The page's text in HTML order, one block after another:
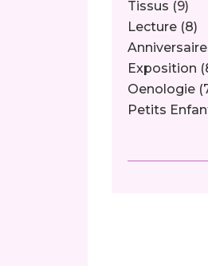
Tissus (9)
Lecture (8)
Exposition
Oenologie
Petits